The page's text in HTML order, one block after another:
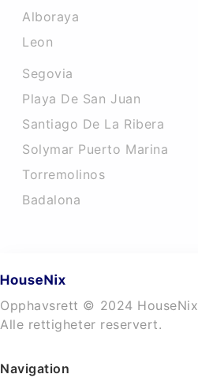
Alboraya
Leon
Segovia
Playa De San Juan
Santiago De La Ribera
Solymar Puerto Marina
Torremolinos
Badalona
Opphavsrett © 2024 HouseNix
Alle rettigheter reservert.
Navigation